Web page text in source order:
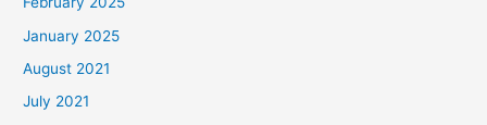
January 2025
August 2021
July 2021